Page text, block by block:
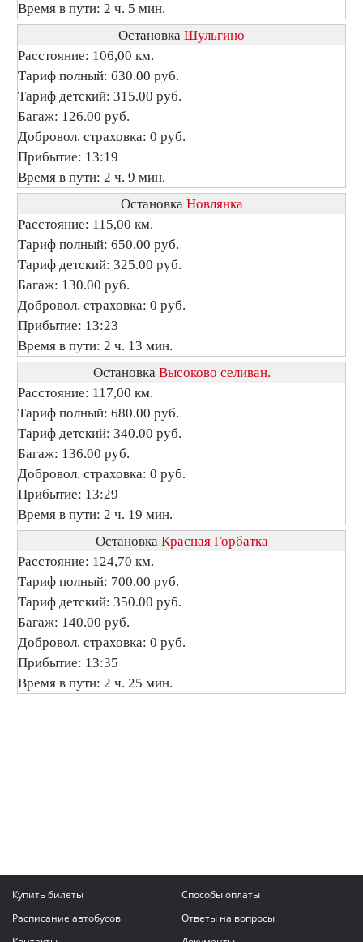
Время в пути: 2 ч. 5 мин.
Остановка Шульгино
Расстояние: 106,00 км.
Тариф полный: 630.00 руб.
Тариф детский: 315.00 руб.
Багаж: 126.00 руб.
Добровол. страховка: 0 руб.
Прибытие: 13:19
Время в пути: 2 ч. 9 мин.
Остановка Новлянка
Расстояние: 115,00 км.
Тариф полный: 650.00 руб.
Тариф детский: 325.00 руб.
Багаж: 130.00 руб.
Добровол. страховка: 0 руб.
Прибытие: 13:23
Время в пути: 2 ч. 13 мин.
Остановка Высоково селиван.
Расстояние: 117,00 км.
Тариф полный: 680.00 руб.
Тариф детский: 340.00 руб.
Багаж: 136.00 руб.
Добровол. страховка: 0 руб.
Прибытие: 13:29
Время в пути: 2 ч. 19 мин.
Остановка Красная Горбатка
Расстояние: 124,70 км.
Тариф полный: 700.00 руб.
Тариф детский: 350.00 руб.
Багаж: 140.00 руб.
Добровол. страховка: 0 руб.
Прибытие: 13:35
Время в пути: 2 ч. 25 мин.
Купить билеты
Способы оплаты
Расписание автобусов
Ответы на вопросы